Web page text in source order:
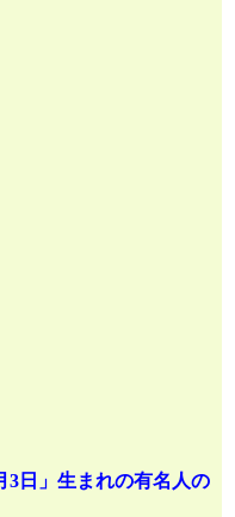
3日」生まれの有名人の